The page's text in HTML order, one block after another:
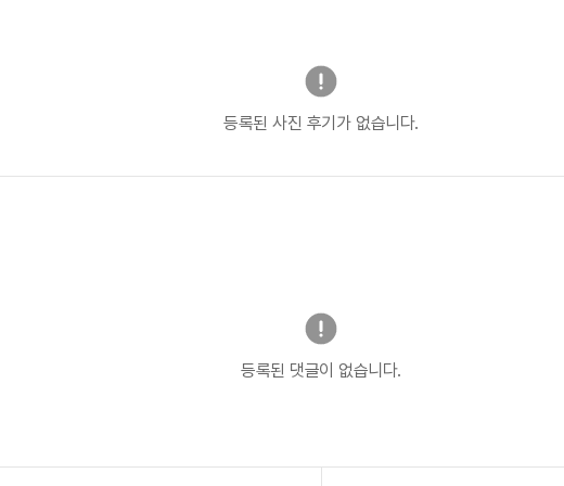
등록된 사진 후기가 없습니다.
등록된 댓글이 없습니다.